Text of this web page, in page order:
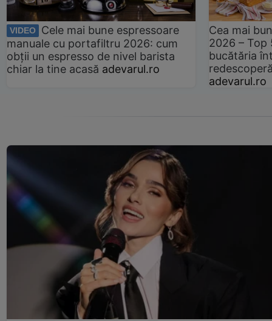
VIDEO
Cele mai bune espressoare
manuale cu portafiltru 2026: cum
obții un espresso de nivel barista
chiar la tine acasă adevarul.ro
Cea mai
2026 –
bucătăria
adevarul.ro